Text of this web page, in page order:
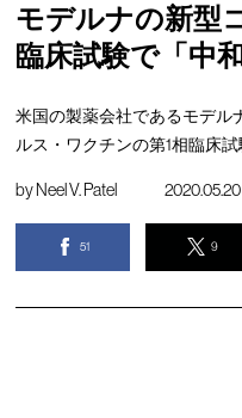
モデルナの新型
臨床試験で「中
米国の製薬会社であるモデル
ルス・ワクチンの第1相臨床
byNeel V. Patel 2020.05.20
51 9